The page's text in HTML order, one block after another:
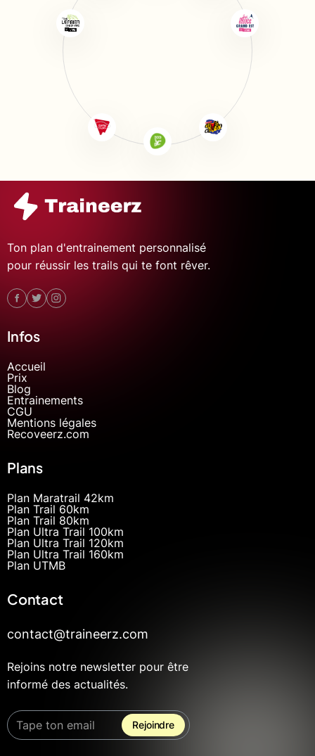
Ton plan d'entrainement personnalisé
pour réussir les trails qui te font rêver.
Infos
Accueil
Prix
Blog
Entrainements
CGU
Mentions légales
Recoveerz.com
Plans
Plan Maratrail 42km
Plan Trail 60km
Plan Trail 80km
Plan Ultra Trail 100km
Plan Ultra Trail 120km
Plan Ultra Trail 160km
Plan UTMB
Contact
contact@traineerz.com
Rejoins notre newsletter pour être
informé des actualités.